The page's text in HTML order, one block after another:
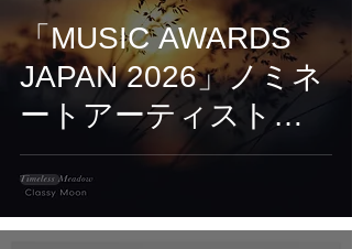
「MUSIC AWARDS
JAPAN 2026」ノミネ
ートアーティスト
Classy Moonが贈る。
追憶を描く528Hzソル
フェジオ連作第2弾